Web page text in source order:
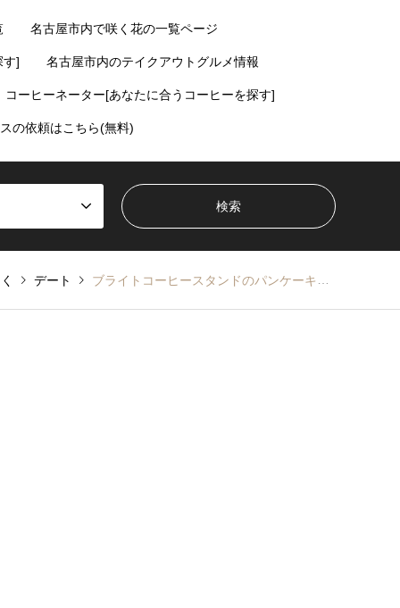
名古屋市内で咲く花の一覧ページ
す] 名古屋市内のテイクアウトグルメ情報
コーヒーネーター[あなたに合うコーヒーを探す]
の依頼はこちら(無料)
デート ブライトコーヒースタンドのパンケーキ【熱田神宮前商店街】